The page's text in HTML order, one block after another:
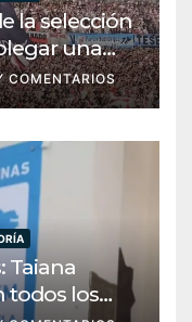
la selección
una
COMENTARIOS
Taiana
todos los